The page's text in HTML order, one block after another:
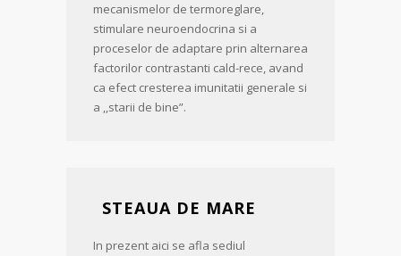
mecanismelor de termoreglare,
stimulare neuroendocrina si a
proceselor de adaptare prin alternarea
factorilor contrastanti cald-rece, avand
ca efect cresterea imunitatii generale si
a ,,starii de bine”.
STEAUA DE MARE
In prezent aici se afla sediul